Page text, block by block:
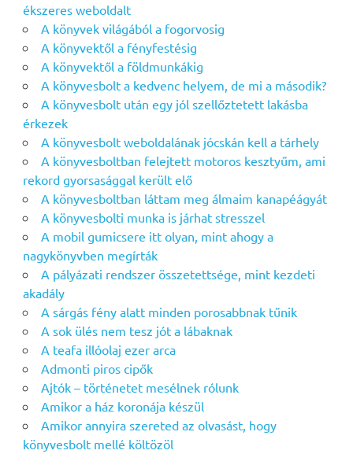
ékszeres weboldalt
A könyvek világából a fogorvosig
A könyvektől a fényfestésig
A könyvektől a földmunkákig
A könyvesbolt a kedvenc helyem, de mi a második?
A könyvesbolt után egy jól szellőztetett lakásba
érkezek
A könyvesbolt weboldalának jócskán kell a tárhely
A könyvesboltban felejtett motoros kesztyűm, ami
rekord gyorsasággal került elő
A könyvesboltban láttam meg álmaim kanapéágyát
A könyvesbolti munka is járhat stresszel
A mobil gumicsere itt olyan, mint ahogy a
nagykönyvben megírták
A pályázati rendszer összetettsége, mint kezdeti
akadály
A sárgás fény alatt minden porosabbnak tűnik
A sok ülés nem tesz jót a lábaknak
A teafa illóolaj ezer arca
Admonti piros cipők
Ajtók – történetet mesélnek rólunk
Amikor a ház koronája készül
Amikor annyira szereted az olvasást, hogy
könyvesbolt mellé költözöl